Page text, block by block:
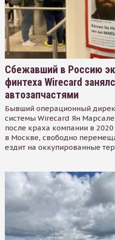
Сбежавший в Россию
финтеха Wirecard
автозапчастями
Бывший операционный
системы Wirecard Ян
после краха компании в 2020
в Москве, свободно
ездит на оккупированные